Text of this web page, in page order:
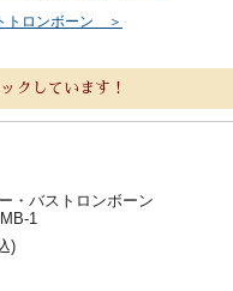
トロンボーン ＞
クしています！
・バストロンボーン
1
)